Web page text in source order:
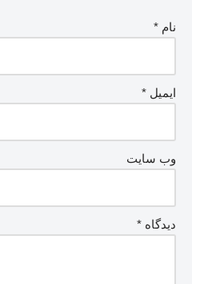
نام *
ایمیل *
وب‌ سایت
دیدگاه *